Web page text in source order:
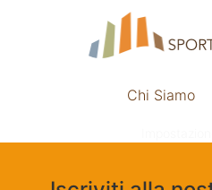
Chi Siamo